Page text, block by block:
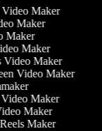
Video Maker
Maker
Maker
Maker
Video Maker
Video Maker
Video Maker
Maker
Reels Maker